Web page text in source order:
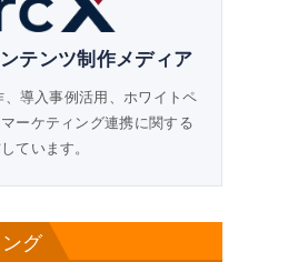
テンツ制作メディア
導入事例活用、ホワイトペ
ーケティング連携に関する
ています。
グ